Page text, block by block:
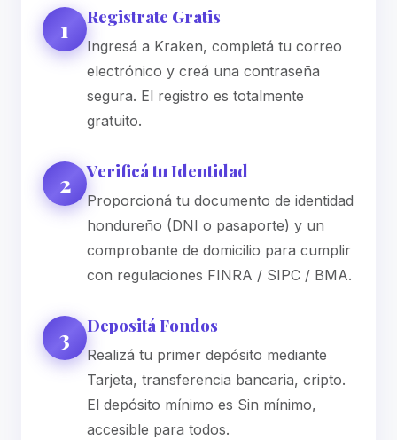
1 Registrate Gratis
Ingresá a Kraken, completá tu correo
electrónico y creá una contraseña
segura. El registro es totalmente
gratuito.
2 Verificá tu Identidad
Proporcioná tu documento de identidad
hondureño (DNI o pasaporte) y un
comprobante de domicilio para cumplir
con regulaciones FINRA / SIPC / BMA.
3 Depositá Fondos
Realizá tu primer depósito mediante
Tarjeta, transferencia bancaria, cripto.
El depósito mínimo es Sin mínimo,
accesible para todos.